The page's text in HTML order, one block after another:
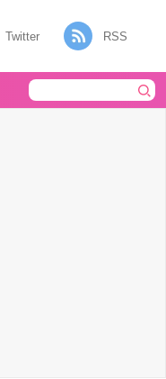
Twitter RSS